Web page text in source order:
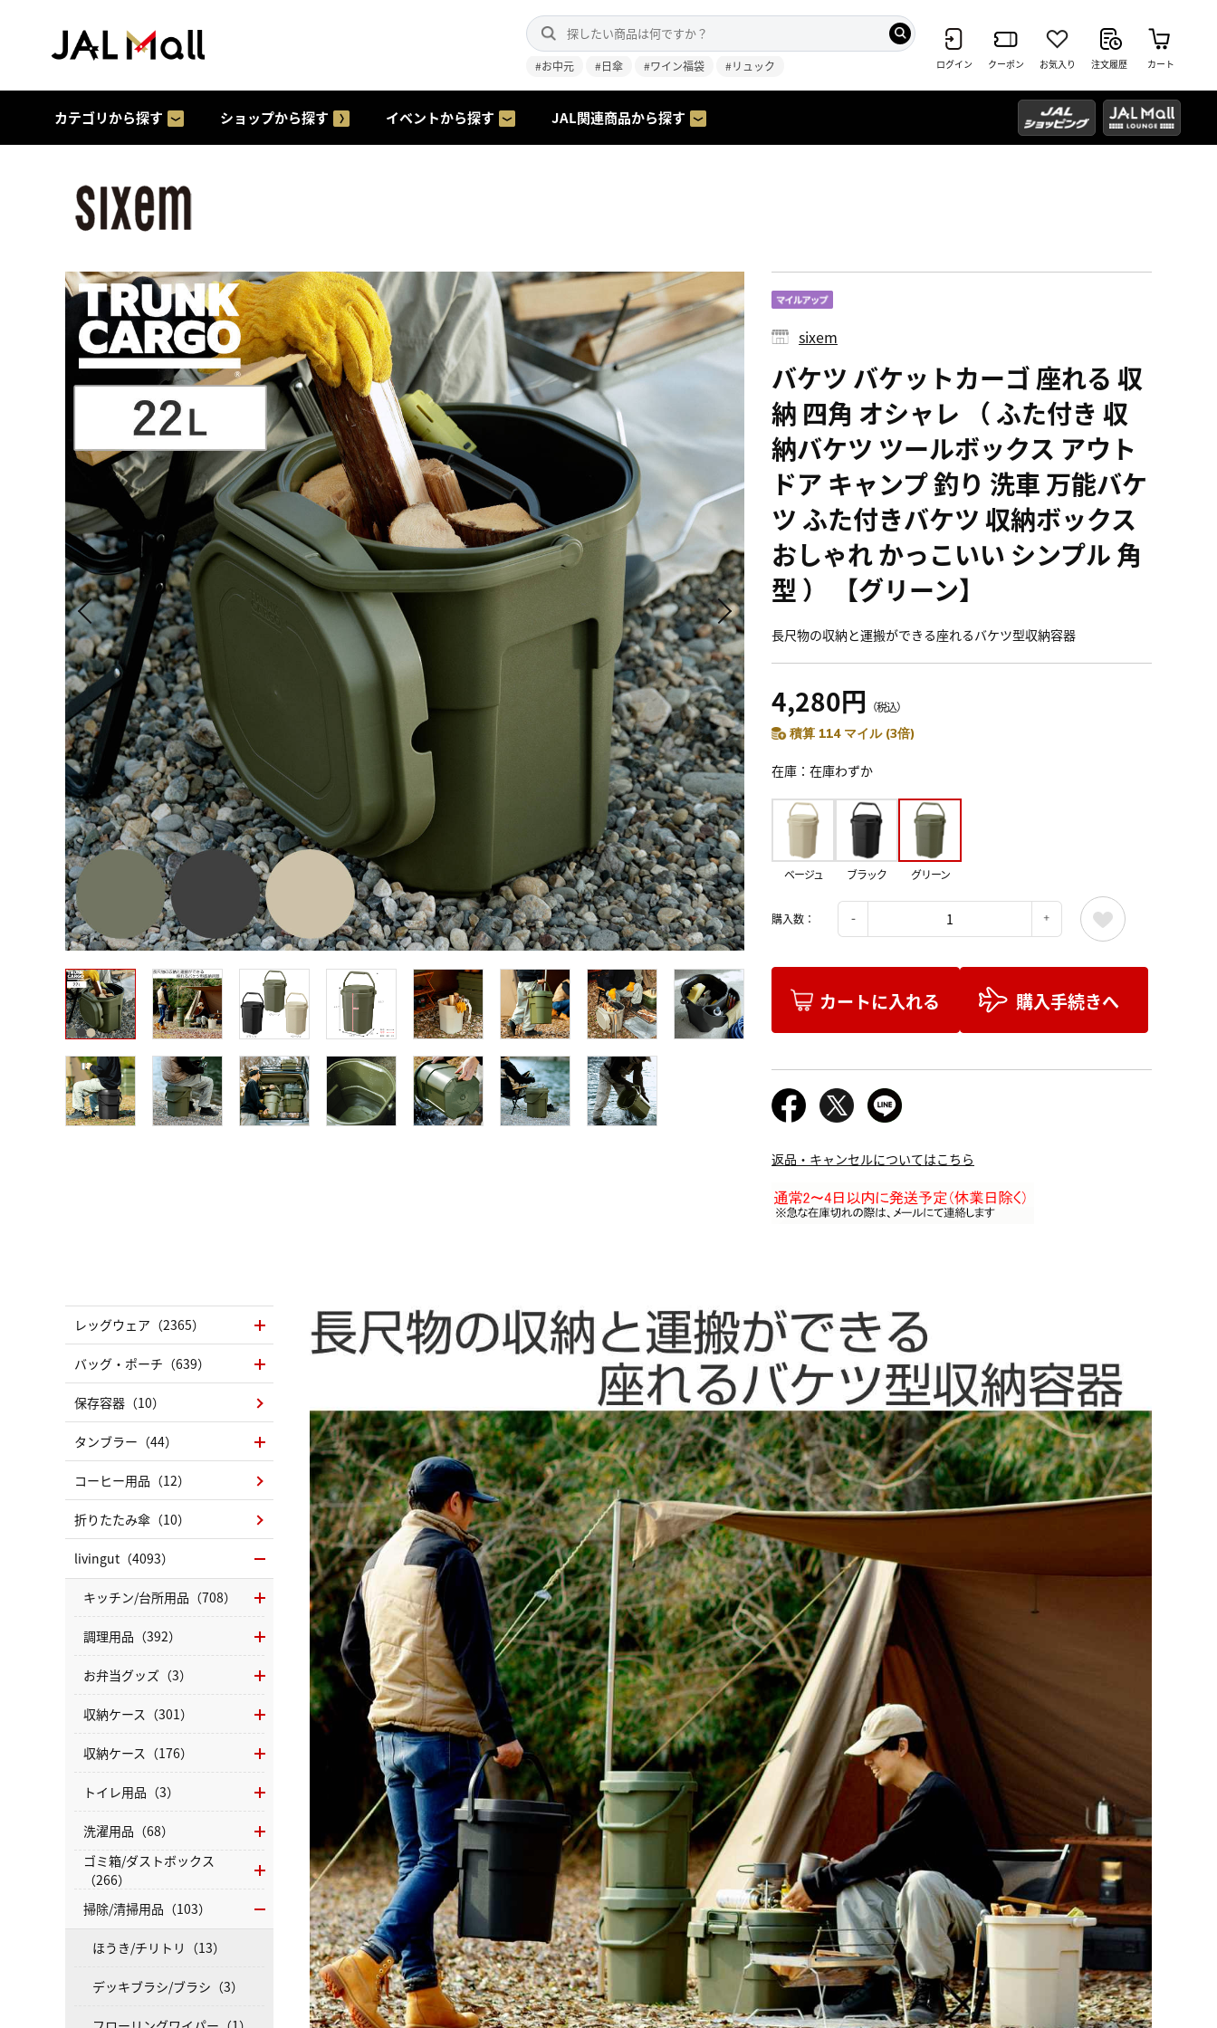
#お中元 #日傘 #ワイン福袋 #リュック ログイン クーポン お気入り 注文履歴 カート
カテゴリから探す ショップから探す イベントから探す JAL関連商品から探す
sixem
バケツ バケットカーゴ 座れる 収
納 四角 オシャレ （ ふた付き 収
納バケツ ツールボックス アウト
ドア キャンプ 釣り 洗車 万能バケ
ツ ふた付きバケツ 収納ボックス
おしゃれ かっこいい シンプル 角
型 ） 【グリーン】
長尺物の収納と運搬ができる座れるバケツ型収納容器
4,280円 （税込）
積算 114 マイル (3倍)
在庫 在庫わずか
ベージュ ブラック グリーン
購入数：
カートに入れる 購入手続きへ
返品・キャンセルについてはこちら
レッグウェア（2365）
バッグ・ポーチ（639）
保存容器（10）
タンブラー（44）
コーヒー用品（12）
折りたたみ傘（10）
livingut（4093）
キッチン/台所用品（708）
調理用品（392）
お弁当グッズ（3）
収納ケース（301）
収納ケース（176）
トイレ用品（3）
洗濯用品（68）
ゴミ箱/ダストボックス
（266）
掃除/清掃用品（103）
ほうき/チリトリ（13）
デッキブラシ/ブラシ（3）